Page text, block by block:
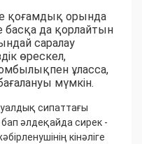
қоғамдық орында
басқа да қорлайтын
саралау
өрескел,
ұласса,
мүмкін.
сипаттағы
әлдеқайда сирек -
кінәліге